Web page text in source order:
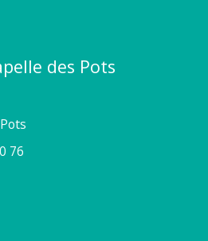
des Pots
76